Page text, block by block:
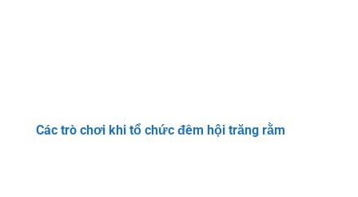
Các trò chơi khi tổ chức đêm hội trăng rằm